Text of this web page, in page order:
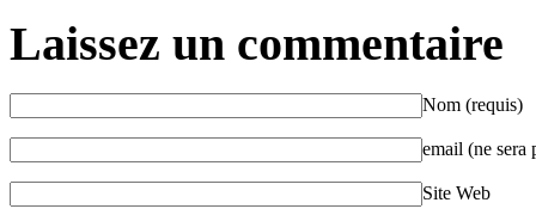
Laissez un commentaire
Nom (requis)
email (ne sera
Site Web